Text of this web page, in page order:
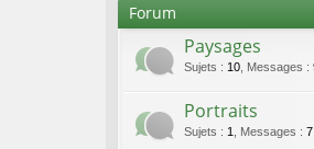
Forum
Paysages
Sujets : 10 Messages :
Portraits
Sujets : 1 Messages : 7